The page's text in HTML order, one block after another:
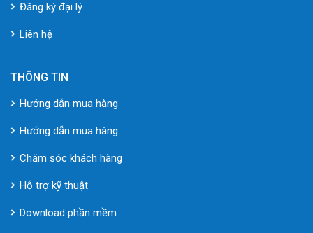
Đăng ký đại lý
Liên hệ
THÔNG TIN
Hướng dẫn mua hàng
Hướng dẫn mua hàng
Chăm sóc khách hàng
Hỗ trợ kỹ thuật
Download phần mềm